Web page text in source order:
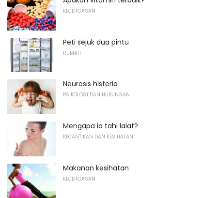
KECERGASAN
Peti sejuk dua pintu
RUMAH
Neurosis histeria
PSIKOLOGI DAN HUBUNGAN
Mengapa ia tahi lalat?
KECANTIKAN DAN KESIHATAN
Makanan kesihatan
KECERGASAN